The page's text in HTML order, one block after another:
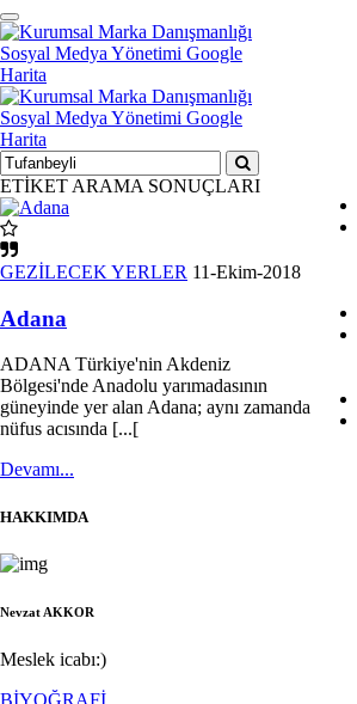
Toggle
navigation
ETİKET ARAMA SONUÇLARI
GEZİLECEK YERLER 11-Ekim-2018
Adana
ADANA Türkiye'nin Akdeniz
Bölgesi'nde Anadolu yarımadasının
güneyinde yer alan Adana; aynı zamanda
nüfus acısında [...[
Devamı...
HAKKIMDA
Nevzat AKKOR
Meslek icabı:)
BİYOĞRAFİ